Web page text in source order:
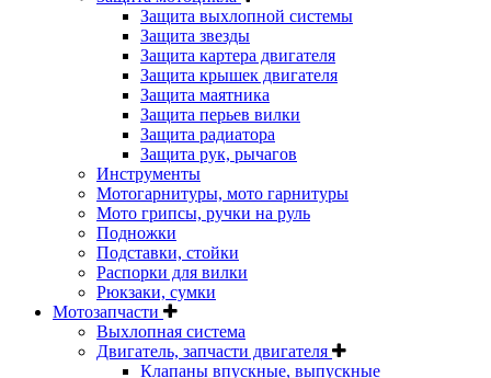
Защита выхлопной системы
Защита звезды
Защита картера двигателя
Защита крышек двигателя
Защита маятника
Защита перьев вилки
Защита радиатора
Защита рук, рычагов
Инструменты
Мотогарнитуры, мото гарнитуры
Мото грипсы, ручки на руль
Подножки
Подставки, стойки
Распорки для вилки
Рюкзаки, сумки
Мотозапчасти
Выхлопная система
Двигатель, запчасти двигателя
Клапаны впускные, выпускные